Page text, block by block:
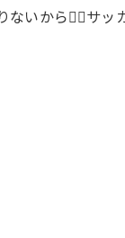
いから🙅‍♀️サッ